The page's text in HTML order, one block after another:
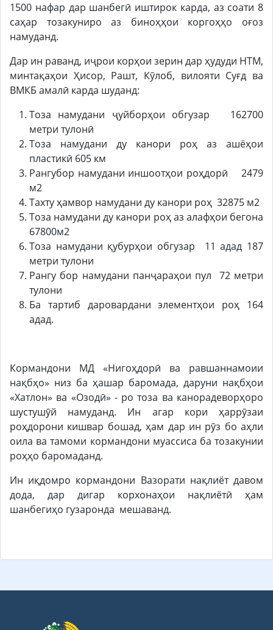
1500 нафар дар шанбегӣ иштирок карда, аз соати 8
саҳар тозакуниро аз биноҳҳои коргоҳҳо оғоз
намуданд.
Дар ин раванд, иҷрои корҳои зерин дар ҳудуди НТМ,
минтақаҳои Ҳисор, Рашт, Кӯлоб, вилояти Суғд ва
ВМКБ амалӣ карда шуданд:
Тоза намудани ҷуйборҳои обгузар 162700
метри тулонӣ
Тоза намудани ду канори роҳ аз ашёҳои
пластикӣ 605 км
Рангубор намудани иншоотҳои роҳдорӣ 2479
м2
Тахту ҳамвор намудани ду канори роҳ 32875 м2
Тоза намудани ду канори роҳ аз алафҳои бегона
67800м2
Тоза намудани қубурҳои обгузар 11 адад 187
метри тулони
Рангу бор намудани панҷараҳои пул 72 метри
тулони
Ба тартиб даровардани элементҳои роҳ 164
адад.
Кормандони МД «Нигоҳдорӣ ва равшаннамоии
нақбҳо» низ ба ҳашар баромада, даруни нақбҳои
«Хатлон» ва «Озодӣ» - ро тоза ва канорадеворҳоро
шустушӯй намуданд. Ин агар кори ҳаррӯзаи
роҳдорони кишвар бошад, ҳам дар ин рӯз бо аҳли
оила ва тамоми кормандони муассиса ба тозакунии
роҳҳо баромаданд.
Ин иқдомро кормандони Вазорати нақлиёт давом
дода, дар дигар корхонаҳои нақлиётӣ ҳам
шанбегиҳо гузаронда мешаванд.